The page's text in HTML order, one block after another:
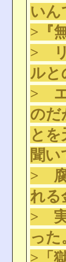
いん
>『
> リ
ルと
> エ
のだ
と
聞
> 腐
れる
> 実
った
>「